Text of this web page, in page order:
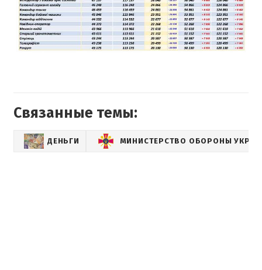
Связанные темы:
ДЕНЬГИ МИНИСТЕРСТВО ОБОРОНЫ